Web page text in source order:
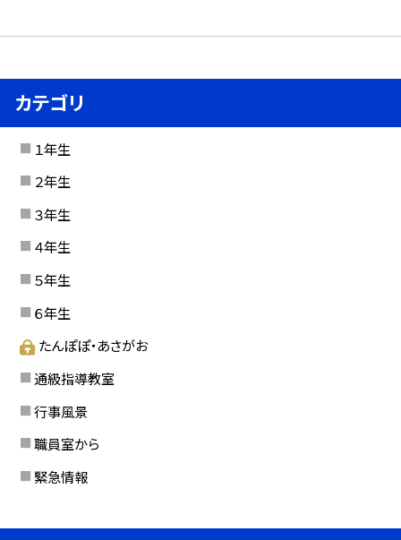
カテゴリ
１年生
２年生
３年生
４年生
５年生
６年生
たんぽぽ・あさがお
通級指導教室
行事風景
職員室から
緊急情報